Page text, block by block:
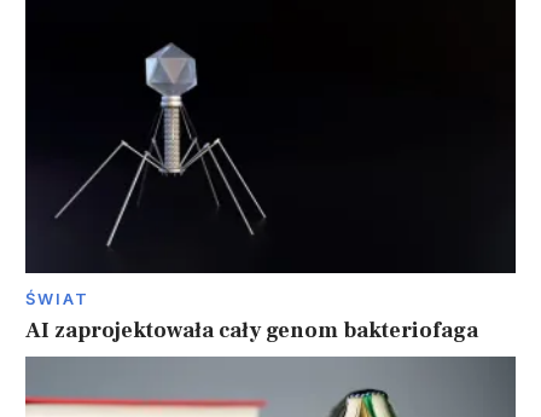
ŚWIAT
AI zaprojektowała cały genom bakteriofaga